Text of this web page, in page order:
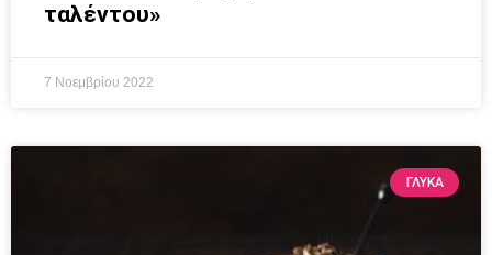
ταλέντου»
7 Νοεμβρίου 2022
ΓΛΥΚΆ